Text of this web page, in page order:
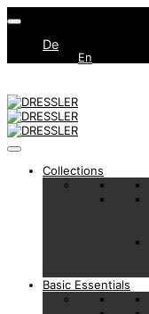
De
En
Collections
Basic Essentials